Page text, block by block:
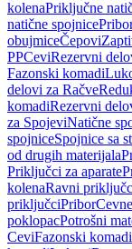
kolenaPriključne
natične spojnice
obujmiceČepovi
PPCeviRezervni
Fazonski komadi
delovi za Račve
komadiRezervni
za SpojeviNatične
spojniceSpojnice sa
od drugih materijala
Priključci za aparate
kolenaRavni
priključciPribor
poklopacPotrošni
CeviFazonski komadi